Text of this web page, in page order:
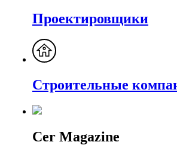
Проектировщики
Строительные
Cer Magazine